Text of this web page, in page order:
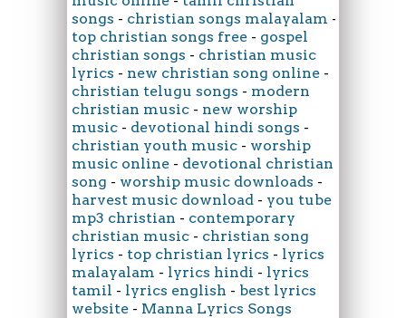
songs - christian songs malayalam -
top christian songs free - gospel
christian songs - christian music
lyrics - new christian song online -
christian telugu songs - modern
christian music - new worship
music - devotional hindi songs -
christian youth music - worship
music online - devotional christian
song - worship music downloads -
harvest music download - you tube
mp3 christian - contemporary
christian music - christian song
lyrics - top christian lyrics - lyrics
malayalam - lyrics hindi - lyrics
tamil - lyrics english - best lyrics
website - Manna Lyrics Songs